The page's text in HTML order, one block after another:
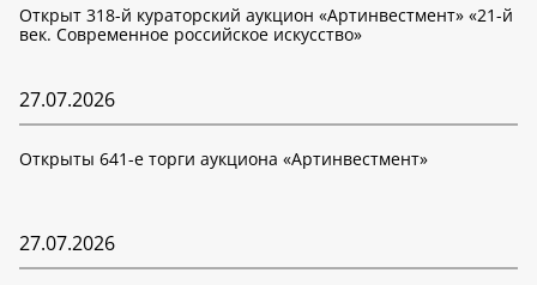
Открыт 318-й кураторский аукцион «Артинвестмент» «21-й
век. Современное российское искусство»
27.07.2026
Открыты 641-е торги аукциона «Артинвестмент»
27.07.2026